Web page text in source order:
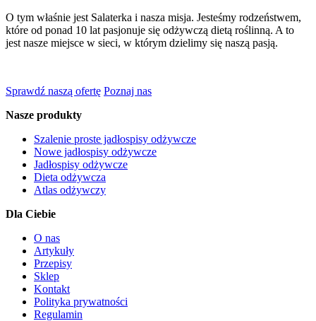
O tym właśnie jest Salaterka i nasza misja. Jesteśmy rodzeństwem,
które od ponad 10 lat pasjonuje się odżywczą dietą roślinną. A to
jest nasze miejsce w sieci, w którym dzielimy się naszą pasją.
Sprawdź naszą ofertę Poznaj nas
Nasze produkty
Szalenie proste jadłospisy odżywcze
Nowe jadłospisy odżywcze
Jadłospisy odżywcze
Dieta odżywcza
Atlas odżywczy
Dla Ciebie
O nas
Artykuły
Przepisy
Sklep
Kontakt
Polityka prywatności
Regulamin